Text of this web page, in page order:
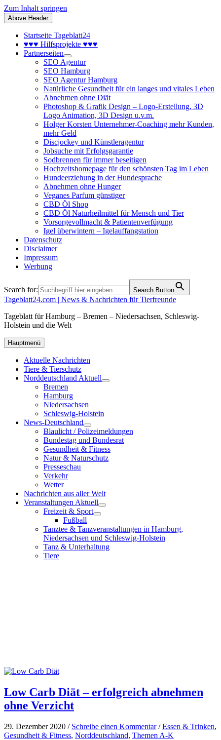
Zum Inhalt springen
Above Header
Startseite Tageblatt24
♥♥♥ Hilfsprojekte ♥♥♥
Partnerseiten
SEO Agentur
SEO Hamburg
SEO Agentur Hamburg
Natürliche Gesundheit für ein langes und vitales Leben
Abnehmen ohne Diät
Photoshop & Grafik Design – Logo-Erstellung, 3D
Logo Animation, 3D Design u.v.m.
Holger Korsten Unternehmer-Coaching mehr Kunden,
mehr Geld
Discjockey und Künstleragentur
Jobsuche mit Erfolgsgarantie
Sodbrennen für immer beseitigen
Hochzeitshomepage für den schönsten Tag im Leben
Hundeerziehung in der Hundesprache
Abnehmen ohne Hunger
Veganes Parfum günstiger
CBD Öl Shop
CBD Öl Naturheilmittel für Mensch und Tier
Vorsorgevollmacht & Patientenverfügung
Igel überwintern – Igelauffangstation
Datenschutz
Disclaimer
Impressum
Werbung
Search for: Search Button
Tageblatt24.com | News & Nachrichten für Tierfreunde
Tageblatt für Hamburg – Bremen – Niedersachsen, Schleswig-
Holstein und die Welt
Hauptmenü
Aktuelle Nachrichten
Tiere & Tierschutz
Norddeutschland Aktuell
Bremen
Hamburg
Niedersachsen
Schleswig-Holstein
News-Deutschland
Blaulicht / Polizeimeldungen
Bundestag und Bundesrat
Gesundheit & Fitness
Natur & Naturschutz
Presseschau
Verkehr
Wetter
Nachrichten aus aller Welt
Veranstaltungen Aktuell
Freizeit & Sport
Fußball
Tanztee & Tanzveranstaltungen in Hamburg,
Niedersachsen und Schleswig-Holstein
Tanz & Unterhaltung
Tiere
Low Carb Diät – erfolgreich abnehmen
ohne Verzicht
29. Dezember 2020 / Schreibe einen Kommentar /Essen & Trinken,
Gesundheit & Fitness, Norddeutschland, Themen A-K